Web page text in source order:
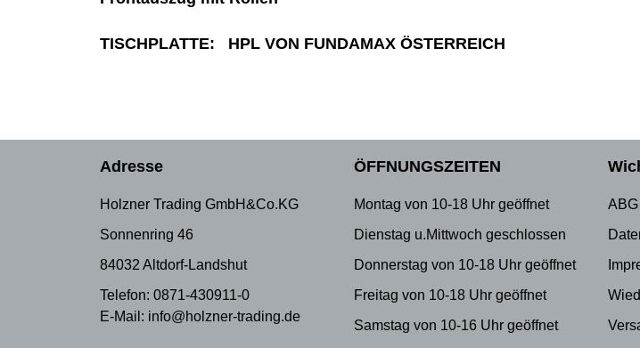
TISCHPLATTE: HPL VON FUNDAMAX ÖSTERREICH
Adresse
Holzner Trading GmbH&Co.KG
Sonnenring 46
84032 Altdorf-Landshut
Telefon: 0871-430911-0
E-Mail: info@holzner-trading.de
ÖFFNUNGSZEITEN
Montag von 10-18 Uhr geöffnet
Dienstag u.Mittwoch geschlossen
Donnerstag von 10-18 Uhr geöffnet
Freitag von 10-18 Uhr geöffnet
Samstag von 10-16 Uhr geöffnet
ABG